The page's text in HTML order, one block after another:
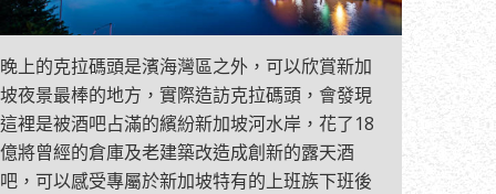
晚上的克拉碼頭是濱海灣區之外，可以欣賞新加
坡夜景最棒的地方，實際造訪克拉碼頭，會發現
這裡是被酒吧占滿的繽紛新加坡河水岸，花了18
億將曾經的倉庫及老建築改造成創新的露天酒
吧，可以感受專屬於新加坡特有的上班族下班後